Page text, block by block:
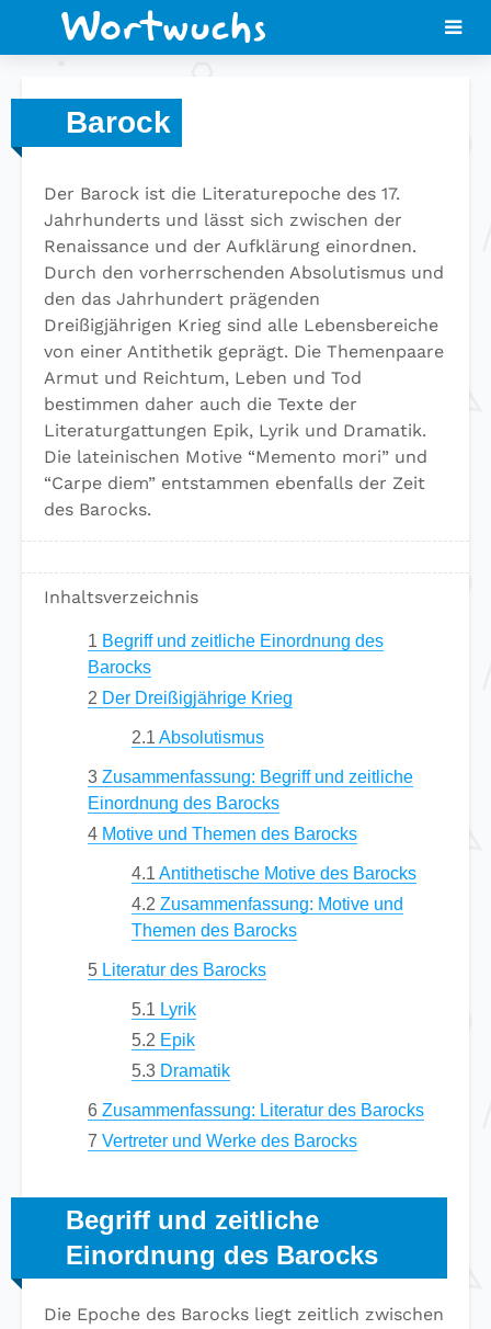
Barock
Der Barock ist die Literaturepoche des 17.
Jahrhunderts und lässt sich zwischen der
Renaissance und der Aufklärung einordnen.
Durch den vorherrschenden Absolutismus und
den das Jahrhundert prägenden
Dreißigjährigen Krieg sind alle Lebensbereiche
von einer Antithetik geprägt. Die Themenpaare
Armut und Reichtum, Leben und Tod
bestimmen daher auch die Texte der
Literaturgattungen Epik, Lyrik und Dramatik.
Die lateinischen Motive “Memento mori” und
“Carpe diem” entstammen ebenfalls der Zeit
des Barocks.
Inhaltsverzeichnis
1 Begriff und zeitliche Einordnung des
Barocks
2 Der Dreißigjährige Krieg
2.1 Absolutismus
3 Zusammenfassung: Begriff und zeitliche
Einordnung des Barocks
4 Motive und Themen des Barocks
4.1 Antithetische Motive des Barocks
4.2 Zusammenfassung: Motive und
Themen des Barocks
5 Literatur des Barocks
5.1 Lyrik
5.2 Epik
5.3 Dramatik
6 Zusammenfassung: Literatur des Barocks
7 Vertreter und Werke des Barocks
Begriff und zeitliche
Einordnung des Barocks
Die Epoche des Barocks liegt zeitlich zwischen